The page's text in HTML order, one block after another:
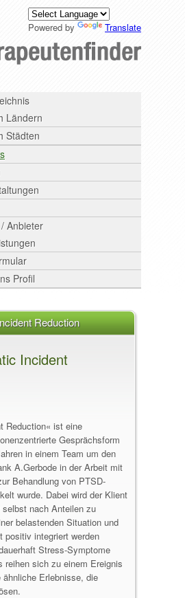
Powered by Translate
Ländern
Städten
Anbieter
Profil
Reduction
Incident
Reduction« ist eine
Gesprächsform
in einem Team um den
A.Gerbode in der Arbeit mit
Behandlung von PTSD-
wurde. Dabei wird der Klient
nach Anteilen zu
belastenden Situation und
positiv integriert werden
Stress-Symptome
reihen sich zu einem Ereignis
ähnliche Erlebnisse, die